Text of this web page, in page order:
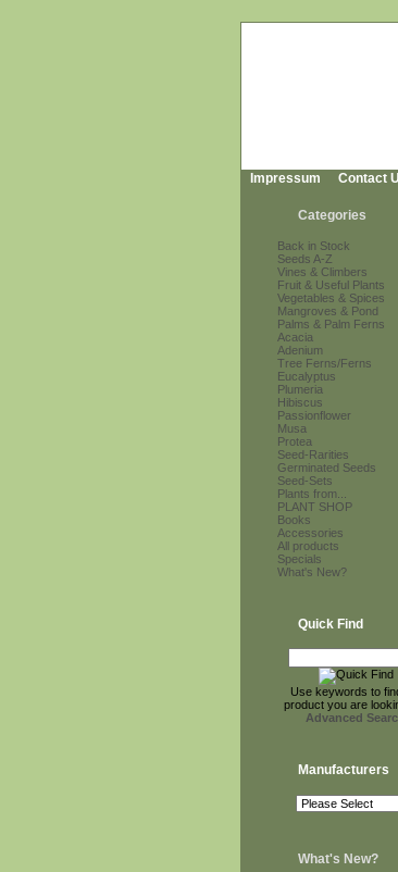
Impressum Contact
Categories
Back in Stock
Seeds A-Z
Vines & Climbers
Fruit & Useful Plants
Vegetables & Spices
Mangroves & Pond
Palms & Palm Ferns
Acacia
Adenium
Tree Ferns/Ferns
Eucalyptus
Plumeria
Hibiscus
Passionflower
Musa
Protea
Seed-Rarities
Germinated Seeds
Seed-Sets
Plants from...
PLANT SHOP
Books
Accessories
All products
Specials
What's New?
Quick Find
Use keywords to
product you are
Advanced
Manufacturers
What's New?